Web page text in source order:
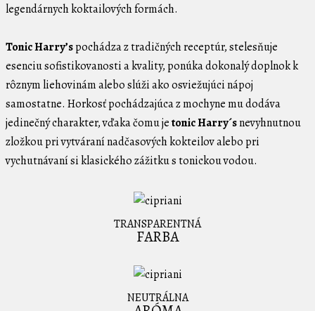
legendárnych koktailových formách.
Tonic Harry’spochádza z tradičných receptúr, stelesňuje
esenciu sofistikovanosti a kvality, ponúka dokonalý doplnok k
rôznym liehovinám alebo slúži ako osviežujúci nápoj
samostatne. Horkosť pochádzajúca z mochyne mu dodáva
jedinečný charakter, vďaka čomu jetonicHarry´snevyhnutnou
zložkou pri vytváraní nadčasových kokteilov alebo pri
vychutnávaní si klasického zážitku s tonickou vodou.
TRANSPARENTNÁ
FARBA
NEUTRÁLNA